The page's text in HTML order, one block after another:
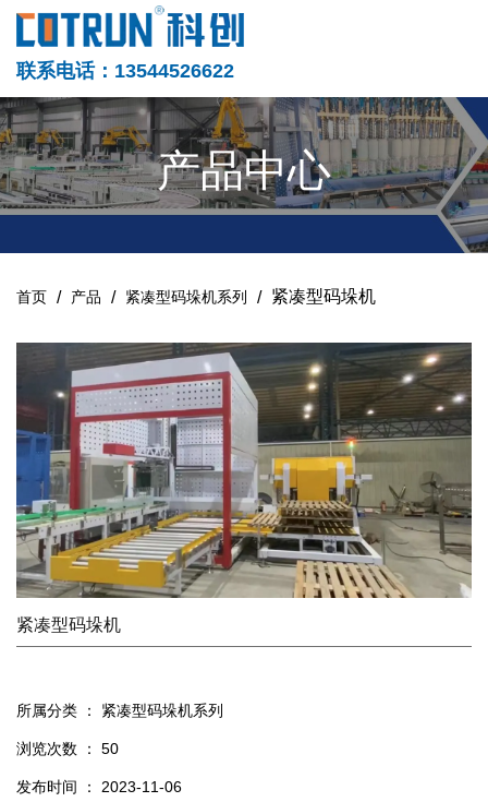
联系电话：13544526622
产品中心
首页 / 产品 / 紧凑型码垛机系列 / 紧凑型码垛机
紧凑型码垛机
所属分类 ： 紧凑型码垛机系列
浏览次数 ： 50
发布时间 ： 2023-11-06